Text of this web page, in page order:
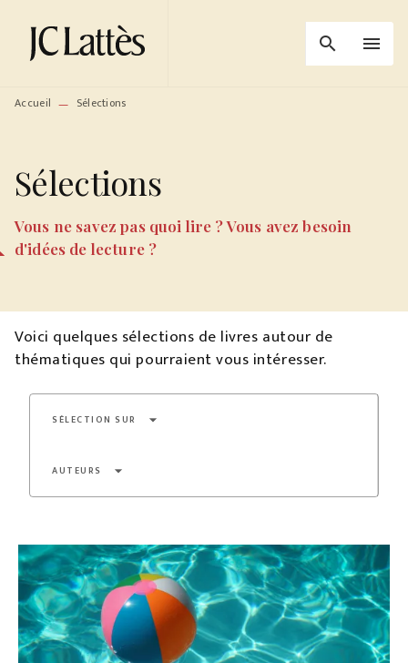
MENU RECHERCHE
PIED DE PAGE
search menu
Accueil — Sélections
Sélections
Vous ne savez pas quoi lire ? Vous avez besoin
d'idées de lecture ?
Voici quelques sélections de livres autour de
thématiques qui pourraient vous intéresser.
SÉLECTION SUR arrow_drop_down
AUTEURS arrow_drop_down